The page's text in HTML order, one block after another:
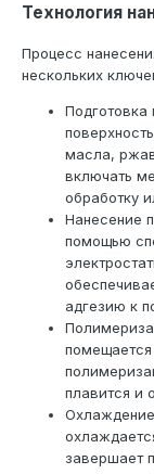
Технология
Процесс
нескольких
Подготовка
масла,
включать
обработку
Нанесение
помощью
адгезию к
помещается
плавится и
завершает